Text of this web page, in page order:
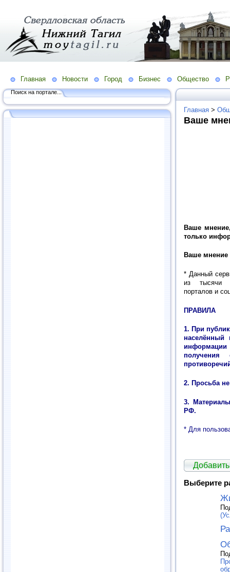
Главная Новости Город Бизнес Общество
Поиск на портале...
Главная >
Ваше
Ваше
только
Ваше мнение
* Данный
из тысячи
порталов и
ПРАВИЛА
1. При
населённый
получения
2. Просьба
3.
РФ.
* Для
Выберите